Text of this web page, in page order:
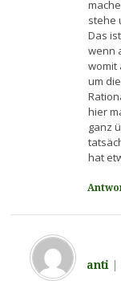
stehe
Das
wenn
womit
um
hier
ganz
hat
anti |